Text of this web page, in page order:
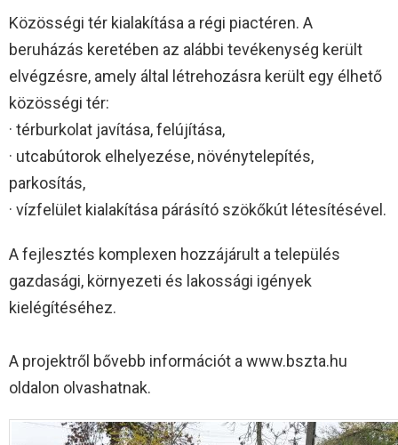
Közösségi tér kialakítása a régi piactéren. A
beruházás keretében az alábbi tevékenység került
elvégzésre, amely által létrehozásra került egy élhető
közösségi tér:
· térburkolat javítása, felújítása,
· utcabútorok elhelyezése, növénytelepítés,
parkosítás,
· vízfelület kialakítása párásító szökőkút létesítésével.
A fejlesztés komplexen hozzájárult a település
gazdasági, környezeti és lakossági igények
kielégítéséhez.
A projektről bővebb információt a www.bszta.hu
oldalon olvashatnak.